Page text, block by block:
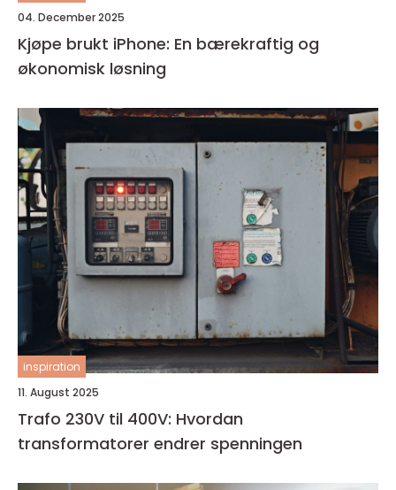
04. December 2025
Kjøpe brukt iPhone: En bærekraftig og
økonomisk løsning
inspiration
11. August 2025
Trafo 230V til 400V: Hvordan
transformatorer endrer spenningen